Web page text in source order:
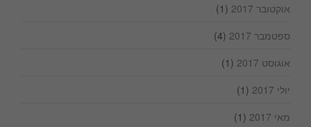
אוקטובר 2017
(1)
ספטמבר 2017
(4)
אוגוסט 2017
(1)
יולי 2017
(1)
מאי 2017
(1)